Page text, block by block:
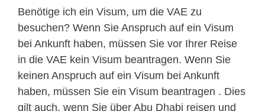
Benötige ich ein Visum, um die VAE zu
besuchen? Wenn Sie Anspruch auf ein Visum
bei Ankunft haben, müssen Sie vor Ihrer Reise
in die VAE kein Visum beantragen. Wenn Sie
keinen Anspruch auf ein Visum bei Ankunft
haben, müssen Sie ein Visum beantragen . Dies
gilt auch, wenn Sie über Abu Dhabi reisen und